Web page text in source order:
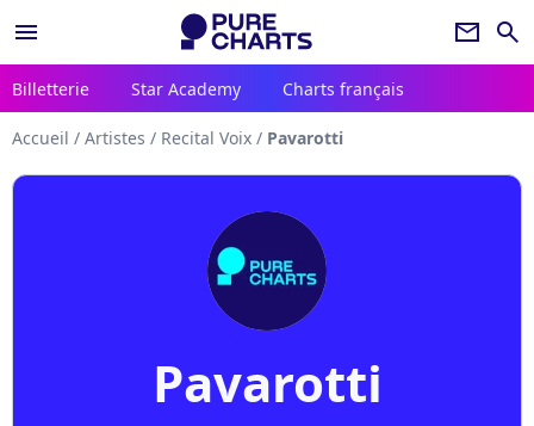
menu newsletter search
Billetterie Star Academy Charts français
Accueil / Artistes / Recital Voix / Pavarotti
Pavarotti